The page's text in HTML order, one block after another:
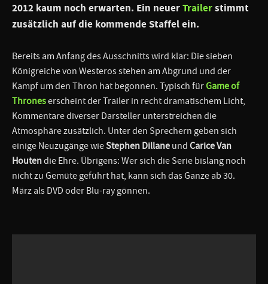
2012 kaum noch erwarten. Ein neuerTrailerstimmt
zusätzlich auf die kommende Staffel ein.
Bereits am Anfang des Ausschnitts wird klar: Die sieben
Königreiche von Westeros stehen am Abgrund und der
Kampf um den Thron hat begonnen. Typisch fürGame of
Throneserscheint der Trailer in recht dramatischem Licht,
Kommentare diverser Darsteller unterstreichen die
Atmosphäre zusätzlich. Unter den Sprechern geben sich
einige Neuzugänge wieStephen Dillane und Carice Van
Houtendie Ehre. Übrigens: Wer sich die Serie bislang noch
nicht zu Gemüte geführt hat, kann sich das Ganze ab 30.
März als DVD oder Blu-ray gönnen.